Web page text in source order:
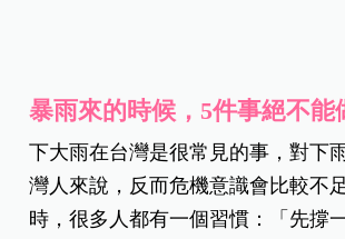
暴雨來的時候，5件事絕不能
下大雨在台灣是很常見的事，對下
灣人來說，反而危機意識會比較不
時，很多人都有一個習慣：「先撐